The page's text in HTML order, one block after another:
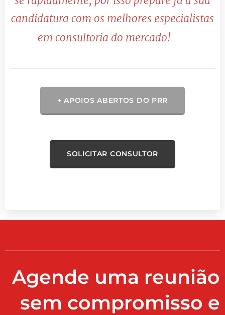
candidatura com os melhores especialistas
em consultoria do mercado!
+ APOIOS ABERTOS DO PRR
SOLICITAR CONSULTOR
Agende uma reunião
sem compromisso e